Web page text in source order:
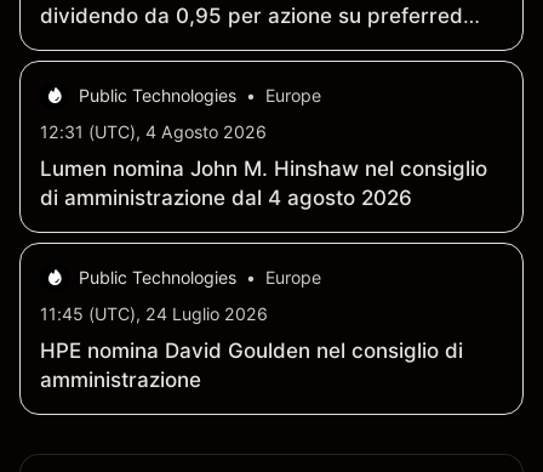
dividendo da 0,95 per azione su preferred
convertibile Serie C 7,625%
Public Technologies •
Europe
12:31 (UTC), 4 Agosto 2026
Lumen nomina John M. Hinshaw nel consiglio
di amministrazione dal 4 agosto 2026
Public Technologies •
Europe
11:45 (UTC), 24 Luglio 2026
HPE nomina David Goulden nel consiglio di
amministrazione